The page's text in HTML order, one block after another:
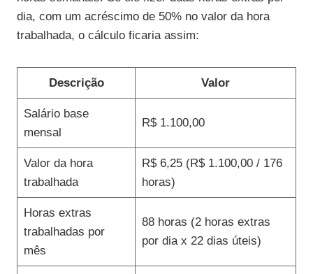
dia, com um acréscimo de 50% no valor da hora
trabalhada, o cálculo ficaria assim:
Descrição Valor
Salário base
mensal
R$ 1.100,00
Valor da hora
trabalhada
R$ 6,25 (R$ 1.100,00 / 176
horas)
Horas extras
trabalhadas por
mês
88 horas (2 horas extras
por dia x 22 dias úteis)